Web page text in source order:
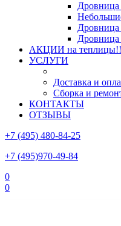
Дровница
Дровница
АКЦИИ на
УСЛУГИ
Доставка и
Сборка и
КОНТАКТЫ
ОТЗЫВЫ
+7 (495) 480-84-25
+7 (495)970-49-84
0
0